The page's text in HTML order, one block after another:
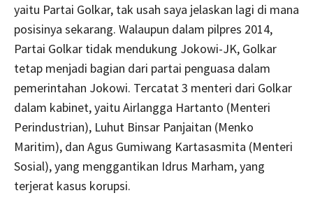
yaitu Partai Golkar, tak usah saya jelaskan lagi di mana
posisinya sekarang. Walaupun dalam pilpres 2014,
Partai Golkar tidak mendukung Jokowi-JK, Golkar
tetap menjadi bagian dari partai penguasa dalam
pemerintahan Jokowi. Tercatat 3 menteri dari Golkar
dalam kabinet, yaitu Airlangga Hartanto (Menteri
Perindustrian), Luhut Binsar Panjaitan (Menko
Maritim), dan Agus Gumiwang Kartasasmita (Menteri
Sosial), yang menggantikan Idrus Marham, yang
terjerat kasus korupsi.